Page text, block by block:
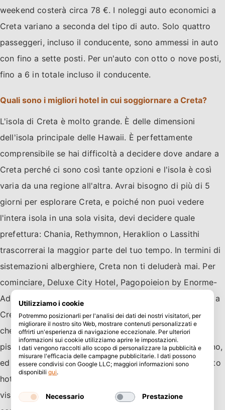
weekend costerà circa 78 €. I noleggi auto economici a
Creta variano a seconda del tipo di auto. Solo quattro
passeggeri, incluso il conducente, sono ammessi in auto
con fino a sette posti. Per un'auto con otto o nove posti,
fino a 6 in totale incluso il conducente.
Quali sono i migliori hotel in cui soggiornare a Creta?
L'isola di Creta è molto grande. È delle dimensioni
dell'isola principale delle Hawaii. È perfettamente
comprensibile se hai difficoltà a decidere dove andare a
Creta perché ci sono così tante opzioni e l'isola è così
varia da una regione all'altra. Avrai bisogno di più di 5
giorni per esplorare Creta, e poiché non puoi vedere
l'intera isola in una sola visita, devi decidere quale
prefettura: Chania, Rethymnon, Heraklion o Lassithi
trascorrerai la maggior parte del tuo tempo. In termini di
sistemazioni alberghiere, Creta non ti deluderà mai. Per
cominciare, Deluxe City Hotel, Pagopoieion by Enorme-
Adults Only Suites e Amalia sono tra i tre migliori hotel a
Creta. Il Deluxe City Hotel nella città di Chania offre
check-in e check-out facili, camere non fumatori, una
piscina all'aperto stagionale, Wi-Fi gratuito e un giardino,
ed è a meno di 1 km dalla spiaggia di Nea Chora. Questo
hotel offre camere familiari insieme a un solarium per i
visitatori. Offre anche ai suoi ospiti un servizio di
Utilizziamo i cookie
Potremmo posizionarli per l'analisi dei dati dei nostri visitatori, per
migliorare il nostro sito Web, mostrare contenuti personalizzati e
offrirti un'esperienza di navigazione eccezionale. Per ulteriori
informazioni sui cookie utilizziamo aprire le impostazioni.
I dati vengono raccolti allo scopo di personalizzare la pubblicità e
misurare l'efficacia delle campagne pubblicitarie. I dati possono
essere condivisi con Google LLC; maggiori informazioni sono
disponibiliqui.
Necessario Prestazione